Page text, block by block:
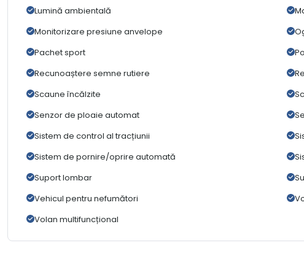
Lumină ambientală
Monitorizare presiune anvelope
Pachet sport
Recunoaștere semne rutiere
Scaune încălzite
Senzor de ploaie automat
Sistem de control al tracțiunii
Sistem de pornire/oprire automată
Suport lombar
Vehicul pentru nefumători
Volan multifuncțional